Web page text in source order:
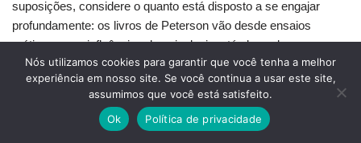
suposições, considere o quanto está disposto a se engajar
profundamente: os livros de Peterson vão desde ensaios
práticos, com influências da psicologia, até obras densas e
acadêmicas que exigem reflexão sustentada sobre mitologia,
teologia e ética. Você encontrará temas filosóficos recorrentes
— ordem versus caos, bem e mal, e responsabilidade pessoal
— entrelaçados em diferentes níveis de complexidade. Escolha
Nós utilizamos cookies para garantir que você tenha a melhor
experiência em nosso site. Se você continua a usar este site,
assumimos que você está satisfeito.
Ok
Política de privacidade